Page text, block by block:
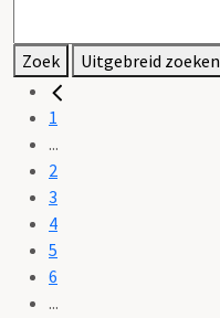
Zoek Uitgebreid zoeken
1
...
2
3
4
5
6
...